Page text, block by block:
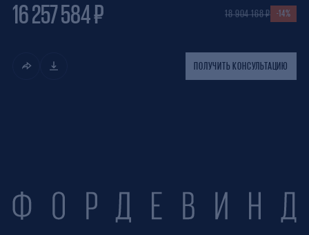
16 257 584 ₽ 18 904 168 ₽ -14%
ПОЛУЧИТЬ КОНСУЛЬТАЦИЮ